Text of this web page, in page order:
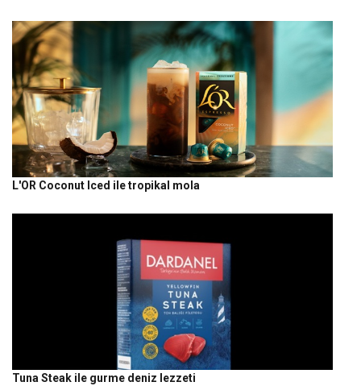
L'OR Coconut Iced ile tropikal mola
Tuna Steak ile gurme deniz lezzeti